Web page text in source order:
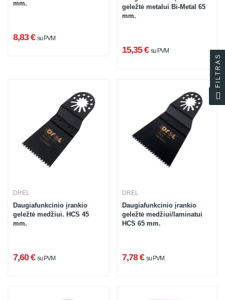
mm.
8,83 € su PVM
geležtė metalui Bi-Metal 65
mm.
15,35 € su PVM
DREL
Daugiafunkcinio įrankio
geležtė medžiui. HCS 45
mm.
7,60 € su PVM
DREL
Daugiafunkcinio įrankio
geležtė medžiui/laminatui
HCS 65 mm.
7,78 € su PVM
FILTRAS